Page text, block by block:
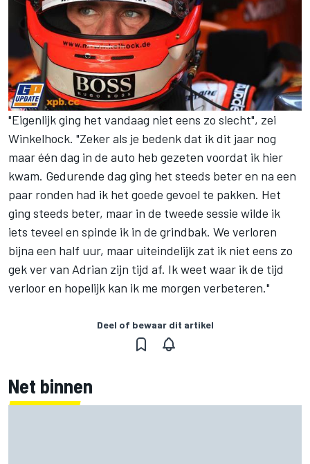
"Eigenlijk ging het vandaag niet eens zo slecht", zei
Winkelhock. "Zeker als je bedenk dat ik dit jaar nog
maar één dag in de auto heb gezeten voordat ik hier
kwam. Gedurende dag ging het steeds beter en na een
paar ronden had ik het goede gevoel te pakken. Het
ging steeds beter, maar in de tweede sessie wilde ik
iets teveel en spinde ik in de grindbak. We verloren
bijna een half uur, maar uiteindelijk zat ik niet eens zo
gek ver van Adrian zijn tijd af. Ik weet waar ik de tijd
verloor en hopelijk kan ik me morgen verbeteren."
Deel of bewaar dit artikel
Net binnen